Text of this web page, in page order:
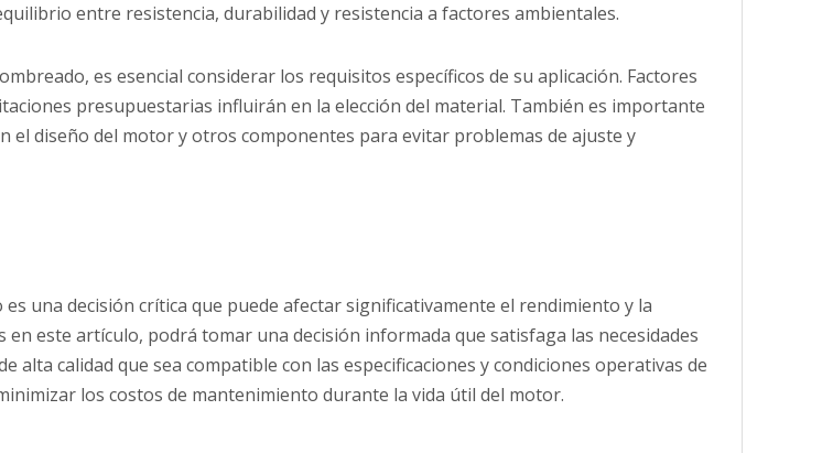
entre resistencia, durabilidad y resistencia a factores ambientales.
es esencial considerar los requisitos específicos de su aplicación. Factores
presupuestarias influirán en la elección del material. También es importante
el diseño del motor y otros componentes para evitar problemas de ajuste y
una decisión crítica que puede afectar significativamente el rendimiento y la
este artículo, podrá tomar una decisión informada que satisfaga las necesidades
alta calidad que sea compatible con las especificaciones y condiciones operativas de
los costos de mantenimiento durante la vida útil del motor.